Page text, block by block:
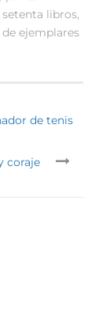
libros,
ejemplares
de tenis
coraje